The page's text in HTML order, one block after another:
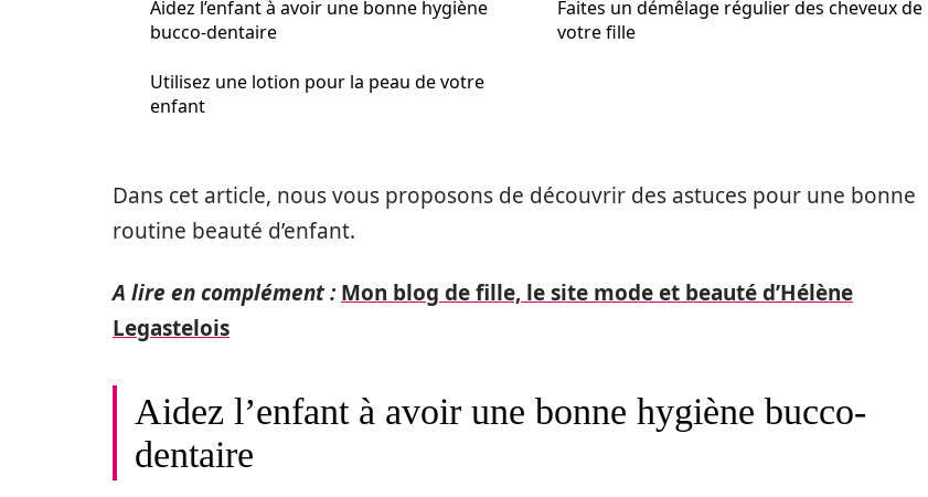
Aidez l’enfant à avoir une bonne hygiène
bucco-dentaire
Utilisez une lotion pour la peau de votre
enfant
Faites un démêlage régulier des cheveux de
votre fille
Dans cet article, nous vous proposons de découvrir des astuces pour une bonne
routine beauté d’enfant.
A lire en complément : Mon blog de fille, le site mode et beauté d’Hélène
Legastelois
Aidez l’enfant à avoir une bonne hygiène bucco-
dentaire